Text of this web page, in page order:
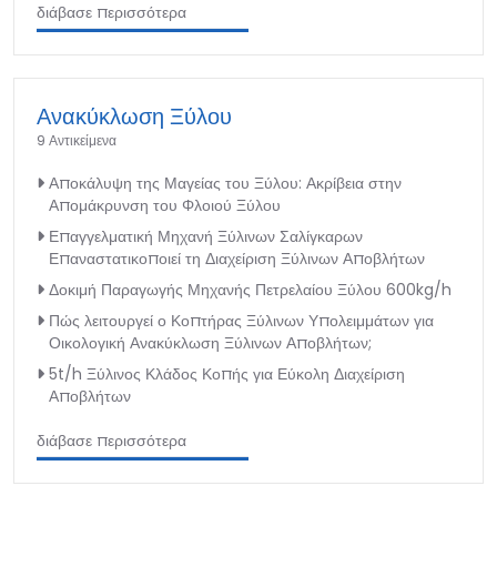
διάβασε περισσότερα
Ανακύκλωση Ξύλου
9 Αντικείμενα
Αποκάλυψη της Μαγείας του Ξύλου: Ακρίβεια στην
Απομάκρυνση του Φλοιού Ξύλου
Επαγγελματική Μηχανή Ξύλινων Σαλίγκαρων
Επαναστατικοποιεί τη Διαχείριση Ξύλινων Αποβλήτων
Δοκιμή Παραγωγής Μηχανής Πετρελαίου Ξύλου 600kg/h
Πώς λειτουργεί ο Κοπτήρας Ξύλινων Υπολειμμάτων για
Οικολογική Ανακύκλωση Ξύλινων Αποβλήτων;
5t/h Ξύλινος Κλάδος Κοπής για Εύκολη Διαχείριση
Αποβλήτων
διάβασε περισσότερα